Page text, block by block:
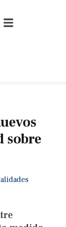
sobre